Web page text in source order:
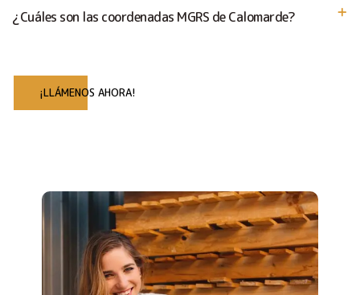
¿Cuáles son las coordenadas MGRS de Calomarde?
¡LLÁMENOS AHORA!